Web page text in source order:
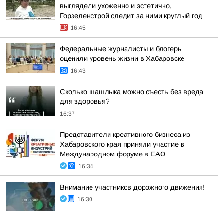
выглядели ухоженно и эстетично,
Горзеленстрой следит за ними круглый год
16:45
Федеральные журналисты и блогеры
оценили уровень жизни в Хабаровске
16:43
Сколько шашлыка можно съесть без вреда
для здоровья?
16:37
Представители креативного бизнеса из
Хабаровского края приняли участие в
Международном форуме в ЕАО
16:34
Внимание участников дорожного движения!
16:30